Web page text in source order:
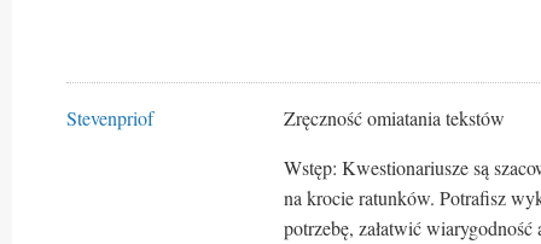
Stevenpriof
Zręczność omiatania tekstów
Wstęp: Kwestionariusze są
na krocie ratunków. Potrafisz
potrzebę, załatwić